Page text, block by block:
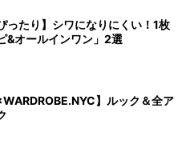
ったり】シワになりにくい！1枚
&オールインワン」2選
】ルック＆全ア